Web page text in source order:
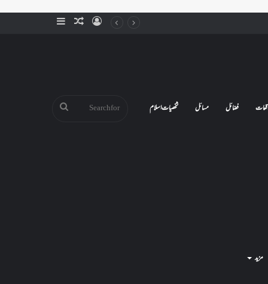
SidebarRandomLog
فضائل مسائل شخصیات اسلام
مزید
Search